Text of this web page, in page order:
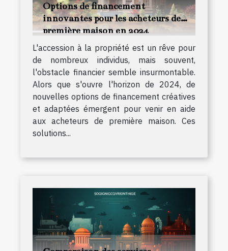
Options de financement
innovantes pour les acheteurs de
première maison en 2024
L'accession à la propriété est un rêve pour
de nombreux individus, mais souvent,
l'obstacle financier semble insurmontable.
Alors que s'ouvre l'horizon de 2024, de
nouvelles options de financement créatives
et adaptées émergent pour venir en aide
aux acheteurs de première maison. Ces
solutions...